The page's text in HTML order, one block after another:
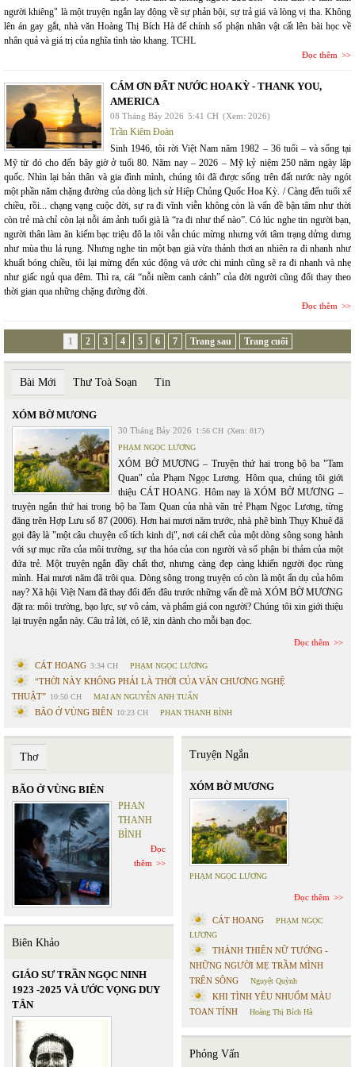
người khiêng" là một truyện ngắn lay động về sự phản bội, sự trả giá và lòng vị tha. Không
lên án gay gắt, nhà văn Hoàng Thị Bích Hà để chính số phận nhân vật cất lên bài học về
nhân quả và giá trị của nghĩa tình tào khang. TCHL
Đọc thêm
CÁM ƠN ĐẤT NƯỚC HOA KỲ - THANK YOU,
AMERICA
08 Tháng Bảy 2026 5:41 CH (Xem: 2026)
Trần Kiêm Đoàn
Sinh 1946, tôi rời Việt Nam năm 1982 – 36 tuổi – và sống tại
Mỹ từ đó cho đến bây giờ ở tuổi 80. Năm nay – 2026 – Mỹ kỷ niệm 250 năm ngày lập
quốc. Nhìn lại bản thân và gia đình mình, chúng tôi đã được sống trên đất nước này ngót
một phần năm chặng đường của dòng lịch sử Hiệp Chủng Quốc Hoa Kỳ. / Càng đến tuổi xế
chiều, rồi... chạng vạng cuộc đời, sự ra đi vĩnh viễn không còn là vấn đề bận tâm như thời
còn trẻ mà chỉ còn lại nỗi ám ảnh tuổi già là “ra đi như thế nào”. Có lúc nghe tin người bạn,
người thân làm ăn kiếm bạc triệu đô la tôi vẫn chúc mừng nhưng với tâm trạng dửng dưng
như mùa thu lá rụng. Nhưng nghe tin một bạn già vừa thảnh thơi an nhiên ra đi nhanh như
khuất bóng chiều, tôi lại mừng đến xúc động và ước chi mình cũng sẽ ra đi nhanh và nhẹ
như giấc ngủ qua đêm. Thì ra, cái “nỗi niềm canh cánh” của đời người cũng đổi thay theo
thời gian qua những chặng đường đời.
Đọc thêm
1 2 3 4 5 6 7 Trang sau Trang cuối
Bài Mới Thư Toà Soạn Tin
XÓM BỜ MƯƠNG
30 Tháng Bảy 2026 1:56 CH (Xem: 817)
PHẠM NGỌC LƯƠNG
XÓM BỜ MƯƠNG – Truyện thứ hai trong bộ ba "Tam
Quan" của Phạm Ngọc Lương. Hôm qua, chúng tôi giới
thiệu CÁT HOANG. Hôm nay là XÓM BỜ MƯƠNG –
truyện ngắn thứ hai trong bộ ba Tam Quan của nhà văn trẻ Phạm Ngọc Lương, từng
đăng trên Hợp Lưu số 87 (2006). Hơn hai mươi năm trước, nhà phê bình Thụy Khuê đã
gọi đây là "một câu chuyện cổ tích kinh dị", nơi cái chết của một dòng sông song hành
với sự mục rữa của môi trường, sự tha hóa của con người và số phận bi thảm của một
đứa trẻ. Một truyện ngắn đầy chất thơ, nhưng càng đẹp càng khiến người đọc rùng
mình. Hai mươi năm đã trôi qua. Dòng sông trong truyện có còn là một ẩn dụ của hôm
nay? Xã hội Việt Nam đã thay đổi đến đâu trước những vấn đề mà XÓM BỜ MƯƠNG
đặt ra: môi trường, bạo lực, sự vô cảm, và phẩm giá con người? Chúng tôi xin giới thiệu
lại truyện ngắn này. Câu trả lời, có lẽ, xin dành cho mỗi bạn đọc.
Đọc thêm
CÁT HOANG 3:34 CH PHẠM NGỌC LƯƠNG
“THỜI NÀY KHÔNG PHẢI LÀ THỜI CỦA VĂN CHƯƠNG NGHỆ
THUẬT” 10:50 CH MAI AN NGUYỄN ANH TUẤN
BÃO Ở VÙNG BIÊN 10:23 CH PHAN THANH BÌNH
Thơ
BÃO Ở VÙNG BIÊN
PHAN
THANH
BÌNH
Đọc
thêm
Biên Khảo
GIÁO SƯ TRẦN NGỌC NINH
1923 -2025 VÀ ƯỚC VỌNG DUY
TÂN
Truyện Ngắn
XÓM BỜ MƯƠNG
PHẠM NGỌC LƯƠNG
Đọc thêm
CÁT HOANG
PHẠM NGỌC
LƯƠNG
THÁNH THIÊN NỮ TƯỚNG -
NHỮNG NGƯỜI MẸ TRẦM MÌNH
TRÊN SÔNG
Nguyệt Quỳnh
KHI TÌNH YÊU NHUỐM MÀU
TOAN TÍNH
Hoàng Thị Bích Hà
Phỏng Vấn